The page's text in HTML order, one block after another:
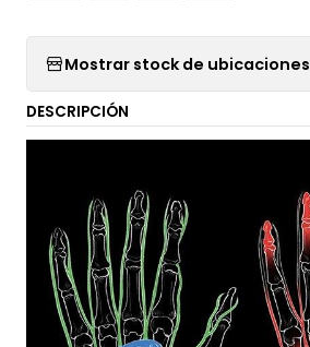
Mostrar stock de ubicaciones
DESCRIPCIÓN